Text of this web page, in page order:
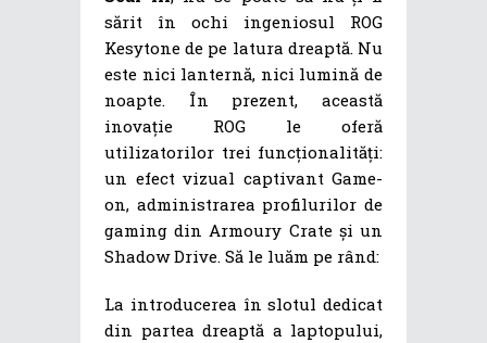
sărit în ochi ingeniosul ROG
Kesytone de pe latura dreaptă. Nu
este nici lanternă, nici lumină de
noapte. În prezent, această
inovație ROG le oferă
utilizatorilor trei funcționalități:
un efect vizual captivant Game-
on, administrarea profilurilor de
gaming din Armoury Crate și un
Shadow Drive. Să le luăm pe rând:
La introducerea în slotul dedicat
din partea dreaptă a laptopului,